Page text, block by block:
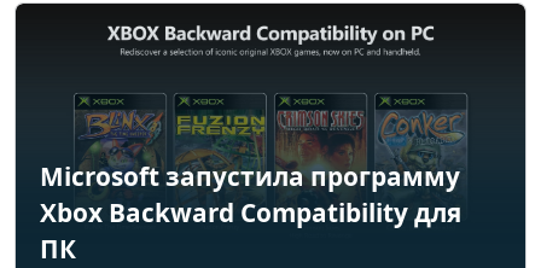
Microsoft запустила программу
Xbox Backward Compatibility для
ПК